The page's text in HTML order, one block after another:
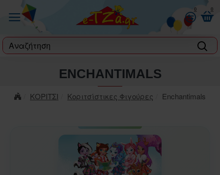
0 0
label
ΚΟΡΙΤΣΙ Κοριτσίστικες Φιγούρες Enchantimals
ENCHANTIMALS